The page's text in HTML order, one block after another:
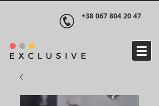
+38 067 804 20 47